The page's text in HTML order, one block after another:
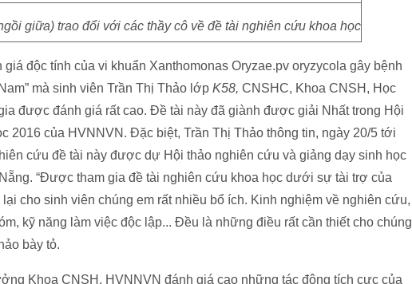
giữa) trao đổi với các thầy cô về đề tài nghiên cứu khoa học
độc tính của vi khuẩn Xanthomonas Oryzae.pv oryzycola gây bệnh
mà sinh viên Trần Thị Thảo lớp K58, CNSHC, Khoa CNSH, Học
được đánh giá rất cao. Đề tài này đã giành được giải Nhất trong Hội
2016 của HVNNVN. Đặc biệt, Trần Thị Thảo thông tin, ngày 20/5 tới
cứu đề tài này được dự Hội thảo nghiên cứu và giảng dạy sinh học
“Được tham gia đề tài nghiên cứu khoa học dưới sự tài trợ của
cho sinh viên chúng em rất nhiều bổ ích. Kinh nghiệm về nghiên cứu,
kỹ năng làm việc độc lập... Đều là những điều rất cần thiết cho chúng
bày tỏ.
Khoa CNSH, HVNNVN đánh giá cao những tác động tích cực của